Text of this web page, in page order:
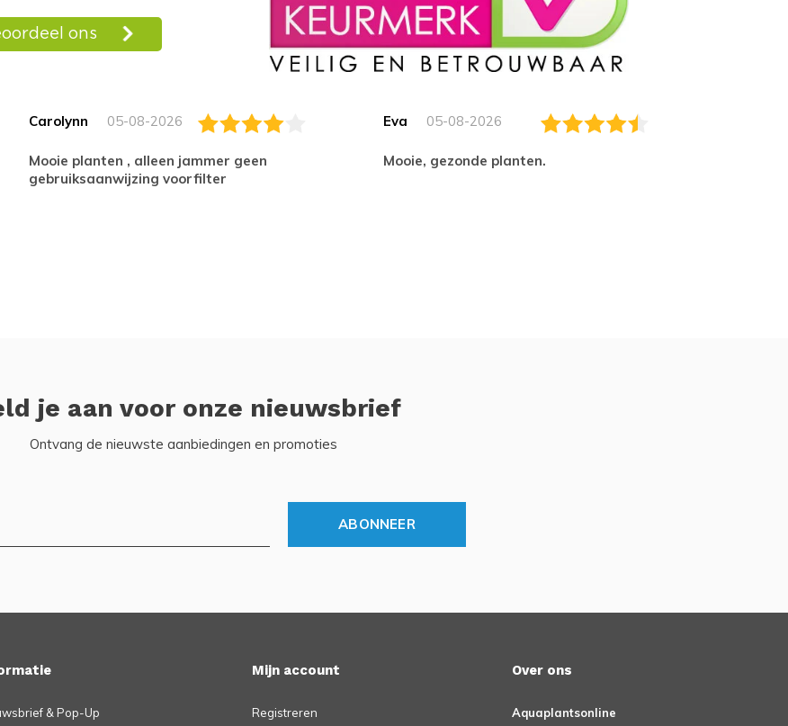
Carolynn 05-08-2026
Mooie planten , alleen jammer geen
gebruiksaanwijzing voorfilter
Eva 05-08-2026
Mooie, gezonde planten.
je aan voor onze nieuwsbrief
Ontvang de nieuwste aanbiedingen en promoties
ABONNEER
& Pop-Up
Mijn account
Registreren
Over ons
Aquaplantsonline